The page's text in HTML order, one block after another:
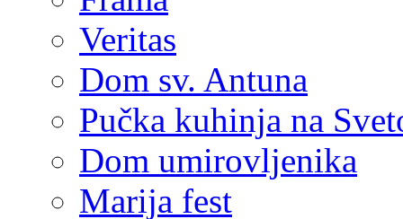
Veritas
Dom sv. Antuna
Pučka kuhinja na
Dom umirovljenika
Marija fest